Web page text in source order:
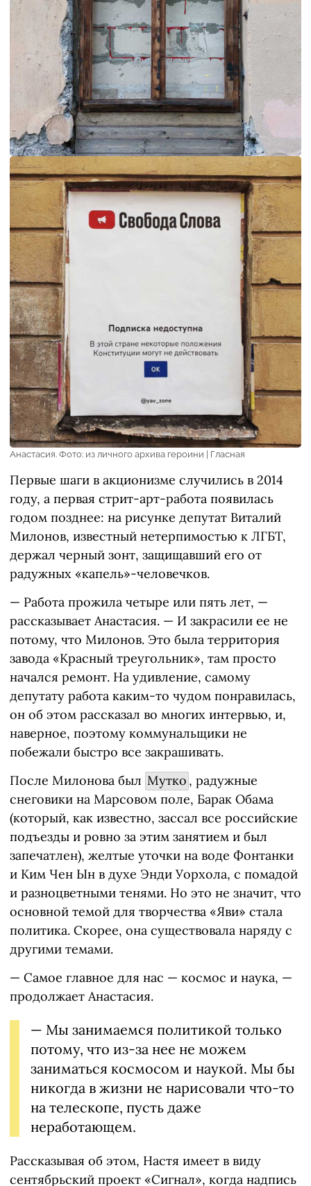
Анастасия. Фото: из личного архива героини | Гласная
Первые шаги в акционизме случились в 2014
году, а первая стрит-арт-работа появилась
годом позднее: на рисунке депутат Виталий
Милонов, известный нетерпимостью к ЛГБТ,
держал черный зонт, защищавший его от
радужных «капель»-человечков.
— Работа прожила четыре или пять лет, —
рассказывает Анастасия. — И закрасили ее не
потому, что Милонов. Это была территория
завода «Красный треугольник», там просто
начался ремонт. На удивление, самому
депутату работа каким-то чудом понравилась,
он об этом рассказал во многих интервью, и,
наверное, поэтому коммунальщики не
побежали быстро все закрашивать.
После Милонова был Мутко , радужные
снеговики на Марсовом поле, Барак Обама
(который, как известно, зассал все российские
подъезды и ровно за этим занятием и был
запечатлен), желтые уточки на воде Фонтанки
и Ким Чен Ын в духе Энди Уорхола, с помадой
и разноцветными тенями. Но это не значит, что
основной темой для творчества «Яви» стала
политика. Скорее, она существовала наряду с
другими темами.
— Самое главное для нас — космос и наука, —
продолжает Анастасия.
— Мы занимаемся политикой только
потому, что из-за нее не можем
заниматься космосом и наукой. Мы бы
никогда в жизни не нарисовали что-то
на телескопе, пусть даже
неработающем.
Рассказывая об этом, Настя имеет в виду
сентябрьский проект «Сигнал», когда надпись